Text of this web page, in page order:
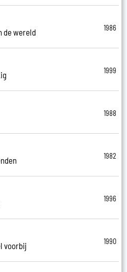
de wereld
1986
1999
1988
1982
1996
voorbij
1990